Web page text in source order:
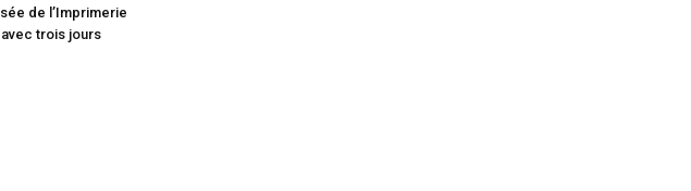
de l’Imprimerie
trois jours